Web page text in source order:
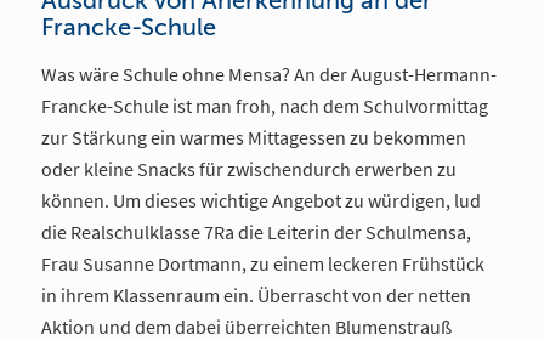
Francke-Schule
Was wäre Schule ohne Mensa? An der August-Hermann-
Francke-Schule ist man froh, nach dem Schulvormittag
zur Stärkung ein warmes Mittagessen zu bekommen
oder kleine Snacks für zwischendurch erwerben zu
können. Um dieses wichtige Angebot zu würdigen, lud
die Realschulklasse 7Ra die Leiterin der Schulmensa,
Frau Susanne Dortmann, zu einem leckeren Frühstück
in ihrem Klassenraum ein. Überrascht von der netten
Aktion und dem dabei überreichten Blumenstrauß